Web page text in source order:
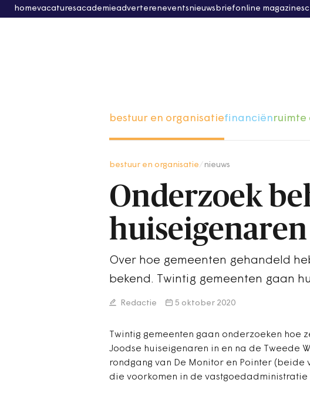
homevacaturesacademieadvertereneventsnieuwsbriefonline magazine
bestuur en organisatiefinanciënruimte
bestuur en organisatie nieuws
Onderzoek
Over hoe gemeenten gehandeld
bekend. Twintig gemeenten gaan
Redactie 5 oktober 2020
Twintig gemeenten gaan onderzoeken hoe
Joodse huiseigenaren in en na de Tweede
rondgang van De Monitor en Pointer (beide
die voorkomen in de vastgoedadministratie